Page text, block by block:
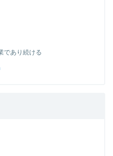
であり続ける